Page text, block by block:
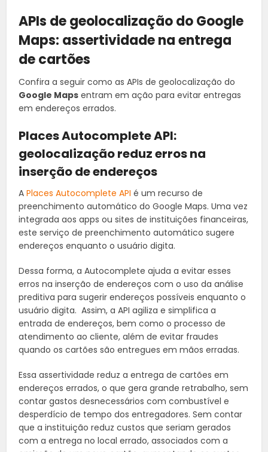
APIs de geolocalização do Google
Maps: assertividade na entrega
de cartões
Confira a seguir como as APIs de geolocalização do
Google Maps entram em ação para evitar entregas
em endereços errados.
Places Autocomplete API:
geolocalização reduz erros na
inserção de endereços
APlaces Autocomplete API é um recurso de
preenchimento automático do Google Maps. Uma vez
integrada aos apps ou sites de instituições financeiras,
este serviço de preenchimento automático sugere
endereços enquanto o usuário digita.
Dessa forma, a Autocomplete ajuda a evitar esses
erros na inserção de endereços com o uso da análise
preditiva para sugerir endereços possíveis enquanto o
usuário digita. Assim, a API agiliza e simplifica a
entrada de endereços, bem como o processo de
atendimento ao cliente, além de evitar fraudes
quando os cartões são entregues em mãos erradas.
Essa assertividade reduz a entrega de cartões em
endereços errados, o que gera grande retrabalho, sem
contar gastos desnecessários com combustível e
desperdício de tempo dos entregadores. Sem contar
que a instituição reduz custos que seriam gerados
com a entrega no local errado, associados com a